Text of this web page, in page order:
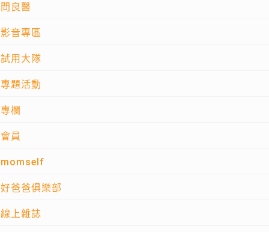
問良醫
影音專區
試用大隊
專題活動
專欄
會員
momself
好爸爸俱樂部
線上雜誌